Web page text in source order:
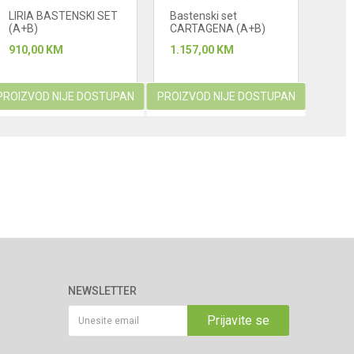
LIRIA BASTENSKI SET
(A+B)
910,00 KM
NIJE DOSTUPAN
Bastenski set
CARTAGENA (A+B)
1.157,00 KM
PROIZVOD NIJE DOSTUPAN
NEWSLETTER
Prijavite se